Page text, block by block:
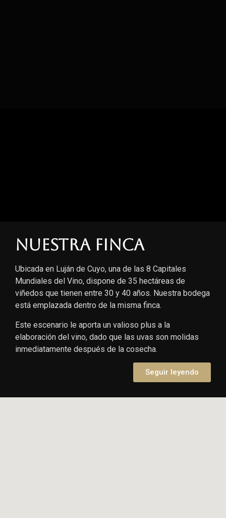
Nuestra finca
Ubicada en Luján de Cuyo, una de las 8 Capitales
Mundiales del Vino, dispone de 35 hectáreas de
viñedos que tienen entre 30 y 40 años. Nuestra bodega
está emplazada dentro de la misma finca.
Este escenario le aporta un valioso plus a la
elaboración del vino, dado que las uvas son molidas
inmediatamente después de la cosecha.
Seguir leyendo